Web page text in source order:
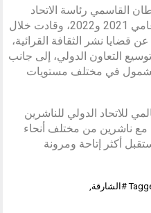
القاسمي رئاسة الاتحاد
الدولي للناشرين خلال الفترة بين عامي 2021 و2022، وقادت خلال
قضايا نشر الثقافة القرائية،
التعاون الدولي، إلى جانب
في مختلف مستويات
للاتحاد الدولي للناشرين
مع ناشرين من مختلف أنحاء
أكثر إتاحة ومرونة
#الشارقة